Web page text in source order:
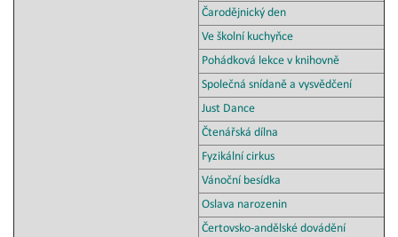
Čarodějnický den
Ve školní kuchyňce
Pohádková lekce v knihovně
Společná snídaně a vysvědčení
Just Dance
Čtenářská dílna
Fyzikální cirkus
Vánoční besídka
Oslava narozenin
Čertovsko-andělské dovádění